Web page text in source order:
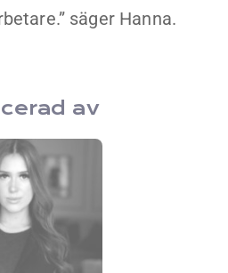
säger Hanna.
av